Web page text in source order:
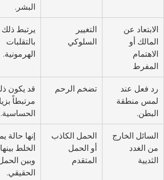
البشر.
الابتعاد عن
المالك أو
الاهتمام
المفرط
التغيير
السلوكي
يرتبط ذلك
بالتقلبات
الهرمونية.
رد فعل عند
لمس منطقة
البطن.
تضخم الرحم
قد يكون
مرتبطاً
الحساسية.
السائل الخارج
من الغدد
الثديية
الحمل الكاذب
أو الحمل
المتقدم
إنها حالة
الخلط
وبين
الحقيقي.